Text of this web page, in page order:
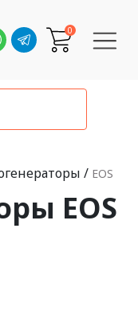
0
/ EOS
EOS